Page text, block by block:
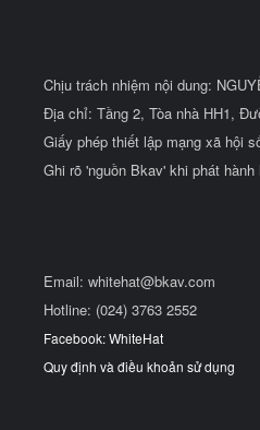
Chịu trách nhiệm nội dung:
Địa chỉ: Tầng 2, Tòa nhà HH1,
Giấy phép thiết lập mạng xã hội
Ghi rõ 'nguồn Bkav' khi phát
Email: whitehat@bkav.com
Hotline: (024) 3763 2552
Facebook: WhiteHat
Quy định và điều khoản sử dụng